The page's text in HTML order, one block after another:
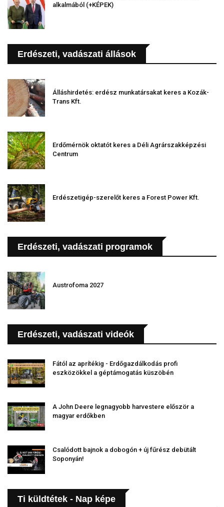
alkalmából (+KÉPEK)
Erdészeti, vadászati állások
Álláshirdetés: erdész munkatársakat keres a Kozák-
Trans Kft.
Erdőmérnök oktatót keres a Déli Agrárszakképzési
Centrum
Erdészetigép-szerelőt keres a Forest Power Kft.
Erdészeti, vadászati programok
Austrofoma 2027
Erdészeti, vadászati videók
Fától az aprítékig - Erdőgazdálkodás profi
eszközökkel a géptámogatás küszöbén
A John Deere legnagyobb harvestere először a
magyar erdőkben
Csalódott bajnok a dobogón + új fűrész debütált
Soponyán!
Ti küldtétek - Nap képe